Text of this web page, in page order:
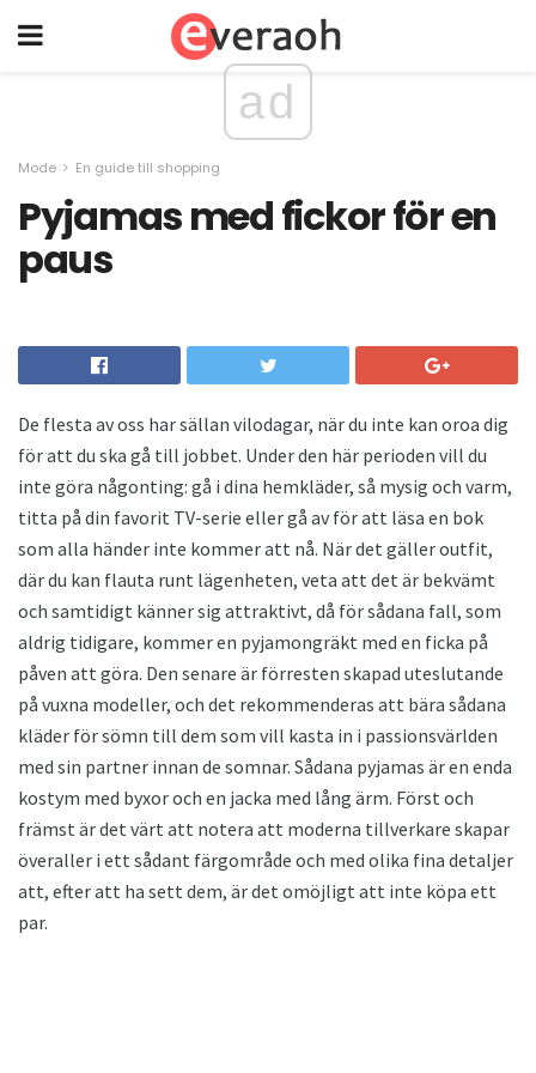
ad
Mode En guide till shopping
Pyjamas med fickor för en
paus
De flesta av oss har sällan vilodagar, när du inte kan oroa dig
för att du ska gå till jobbet. Under den här perioden vill du
inte göra någonting: gå i dina hemkläder, så mysig och varm,
titta på din favorit TV-serie eller gå av för att läsa en bok
som alla händer inte kommer att nå. När det gäller outfit,
där du kan flauta runt lägenheten, veta att det är bekvämt
och samtidigt känner sig attraktivt, då för sådana fall, som
aldrig tidigare, kommer en pyjamongräkt med en ficka på
påven att göra. Den senare är förresten skapad uteslutande
på vuxna modeller, och det rekommenderas att bära sådana
kläder för sömn till dem som vill kasta in i passionsvärlden
med sin partner innan de somnar. Sådana pyjamas är en enda
kostym med byxor och en jacka med lång ärm. Först och
främst är det värt att notera att moderna tillverkare skapar
överaller i ett sådant färgområde och med olika fina detaljer
att, efter att ha sett dem, är det omöjligt att inte köpa ett
par.